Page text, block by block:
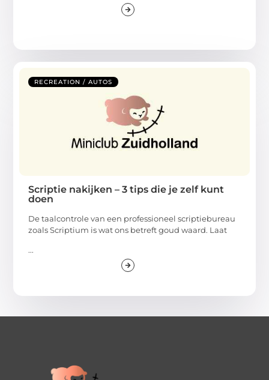
RECREATION / AUTOS
Scriptie nakijken – 3 tips die je zelf kunt
doen
De taalcontrole van een professioneel scriptiebureau
zoals Scriptium is wat ons betreft goud waard. Laat
...